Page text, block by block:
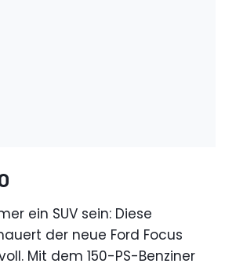
ein SUV sein: Diese
der neue Ford Focus
Mit dem 150-PS-Benziner